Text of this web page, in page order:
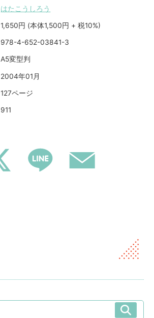
はたこうしろう
1,650円 (本体1,500円 + 税10%)
978-4-652-03841-3
A5変型判
2004年01月
127ページ
911